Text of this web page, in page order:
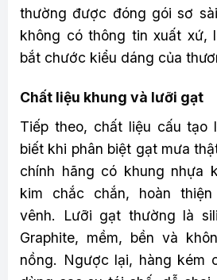
thường được đóng gói sơ
không có thông tin xuất xứ,
bắt chước kiểu dáng của
Chất liệu khung và lưỡi gạt
Tiếp theo, chất liệu cấu tạo
biết khi phân biệt gạt mưa
chính hãng có khung nhựa
kim chắc chắn, hoàn
vênh. Lưỡi gạt thường là
Graphite, mềm, bền và
nồng. Ngược lại, hàng kém